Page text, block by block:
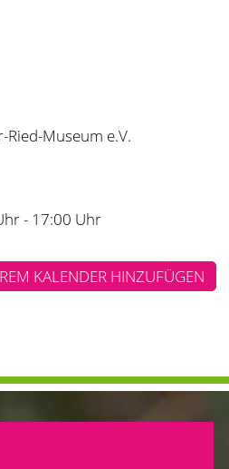
Museum e.V.
- 17:00 Uhr
KALENDER HINZUFÜGEN